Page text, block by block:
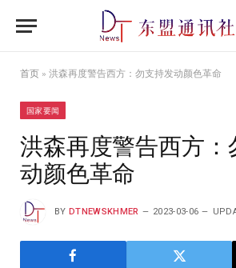
首页 » 洪森再度警告西方：勿支持发动颜色革命
国家要闻
洪森再度警告西方：
动颜色革命
BY DTNEWSKHMER 2023-03-06